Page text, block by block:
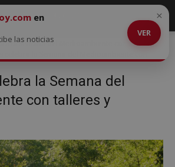
la Semana del Medioambiente con talleres y
la Semana del
con talleres y
en
las noticias
VER
×